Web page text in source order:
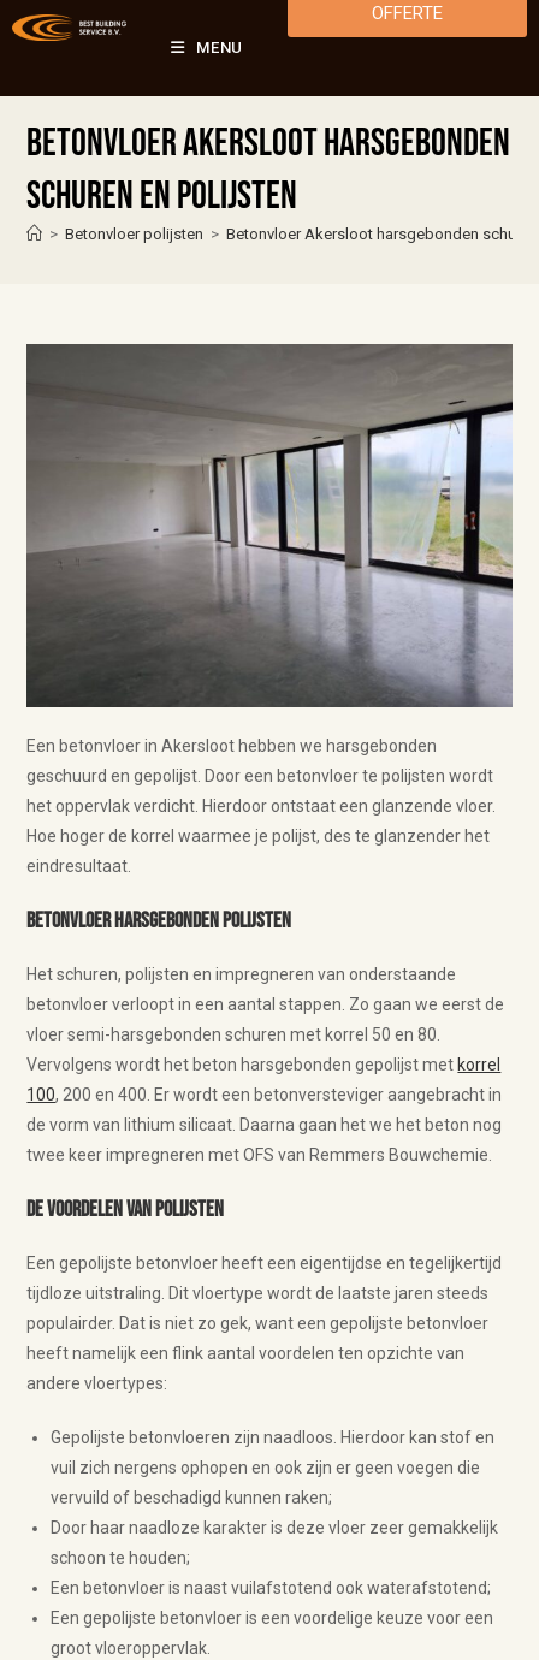
MENU
OFFERTE
Betonvloer Akersloot harsgebonden
schuren en polijsten
> Betonvloer polijsten > Betonvloer Akersloot harsgebonden
Een betonvloer in Akersloot hebben we harsgebonden
geschuurd en gepolijst. Door een betonvloer te polijsten wordt
het oppervlak verdicht. Hierdoor ontstaat een glanzende vloer.
Hoe hoger de korrel waarmee je polijst, des te glanzender het
eindresultaat.
Betonvloer harsgebonden polijsten
Het schuren, polijsten en impregneren van onderstaande
betonvloer verloopt in een aantal stappen. Zo gaan we eerst de
vloer semi-harsgebonden schuren met korrel 50 en 80.
Vervolgens wordt het beton harsgebonden gepolijst met korrel
100, 200 en 400. Er wordt een betonversteviger aangebracht in
de vorm van lithium silicaat. Daarna gaan het we het beton nog
twee keer impregneren met OFS van Remmers Bouwchemie.
De voordelen van polijsten
Een gepolijste betonvloer heeft een eigentijdse en tegelijkertijd
tijdloze uitstraling. Dit vloertype wordt de laatste jaren steeds
populairder. Dat is niet zo gek, want een gepolijste betonvloer
heeft namelijk een flink aantal voordelen ten opzichte van
andere vloertypes:
Gepolijste betonvloeren zijn naadloos. Hierdoor kan stof en
vuil zich nergens ophopen en ook zijn er geen voegen die
vervuild of beschadigd kunnen raken;
Door haar naadloze karakter is deze vloer zeer gemakkelijk
schoon te houden;
Een betonvloer is naast vuilafstotend ook waterafstotend;
Een gepolijste betonvloer is een voordelige keuze voor een
groot vloeroppervlak.